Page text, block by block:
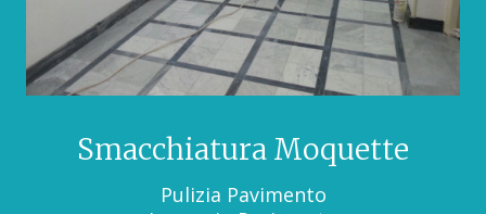
Smacchiatura Moquette
Pulizia Pavimento